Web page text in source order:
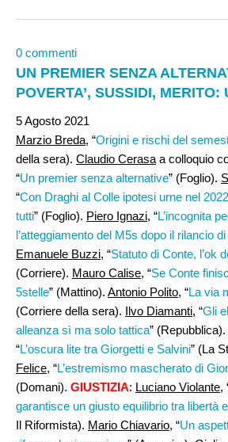
0 commenti
UN PREMIER SENZA
POVERTA’, SUSSIDI, MERITO:
5 Agosto 2021
Marzio Breda, “Origini e rischi del
della sera). Claudio Cerasa a colloquio
“Un premier senza alternative” (Foglio).
“Con Draghi al Colle ipotesi urne nel
tutti” (Foglio). Piero Ignazi, “L’incognita
l’atteggiamento del M5s dopo il rilancio
Emanuele Buzzi, “Statuto di Conte, l’ok
(Corriere). Mauro Calise, “Se Conte
5stelle” (Mattino). Antonio Polito, “La via
(Corriere della sera). Ilvo Diamanti, “Gli
alleanza sì ma solo tattica” (Repubblica).
“L’oscura lite tra Giorgetti e Salvini” (La
Felice, “L’estremismo mascherato di
(Domani). GIUSTIZIA: Luciano Violante,
garantisce un giusto equilibrio tra libertà
Il Riformista). Mario Chiavario, “Un